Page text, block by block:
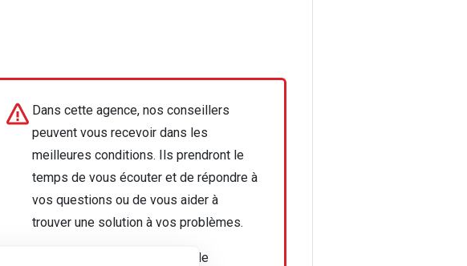
Dans cette agence, nos conseillers
peuvent vous recevoir dans les
meilleures conditions. Ils prendront le
temps de vous écouter et de répondre à
vos questions ou de vous aider à
trouver une solution à vos problèmes.
Il n'y a plus de paiements ou de